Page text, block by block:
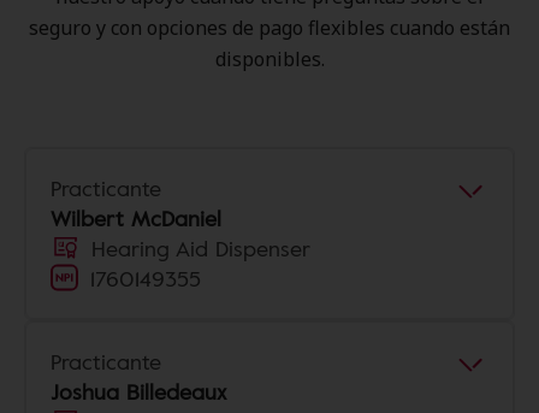
seguro y con opciones de pago flexibles cuando están
disponibles.
Practicante
Wilbert McDaniel
Hearing Aid Dispenser
1760149355
Practicante
Joshua Billedeaux